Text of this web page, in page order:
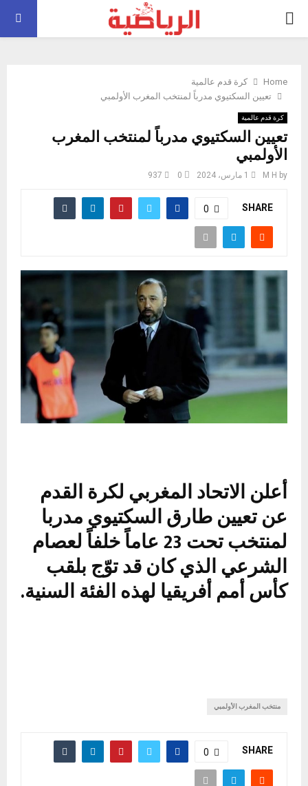
PRIMARY
Home
كرة قدم عالمية
تعيين السكتيوي مدرباً لمنتخب المغرب الأولمبي
كرة قدم عالمية
تعيين السكتيوي مدرباً لمنتخب المغرب
الأولمبي
by
M H 1 مارس، 2024 0
937
SHARE
0
أعلن الاتحاد المغربي لكرة القدم
عن تعيين طارق السكتيوي مدربا
لمنتخب تحت 23 عاماً خلفاً لعصام
الشرعي الذي كان قد توّج بلقب
كأس أمم أفريقيا لهذه الفئة السنية.
منتخب المغرب الأولمبي
SHARE
0